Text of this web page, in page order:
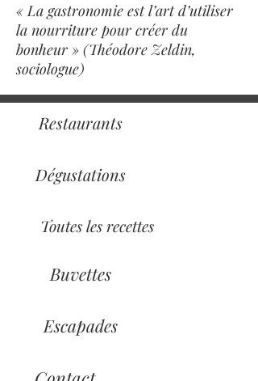
« La gastronomie est l’art d’utiliser
la nourriture pour créer du
bonheur » (Théodore Zeldin,
sociologue)
Restaurants
Dégustations
Toutes les recettes
Buvettes
Escapades